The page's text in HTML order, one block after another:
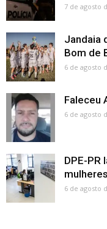
7 de agosto
Jandaia
Bom de
6 de agosto
Faleceu
6 de agosto
DPE-PR
6 de agosto